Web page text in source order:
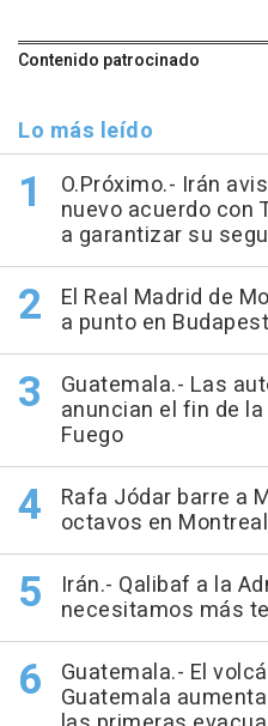
Contenido patrocinado
Lo más leído
O.Próximo.- Irán
nuevo acuerdo con
a garantizar su
El Real Madrid de
a punto en
Guatemala.- Las
anuncian el fin de
Fuego
Rafa Jódar barre a
octavos en Montreal
Irán.- Qalibaf a la
necesitamos más
Guatemala.- El
Guatemala